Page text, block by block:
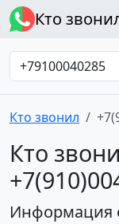
Кто
Кто звонил
Кто
Информация